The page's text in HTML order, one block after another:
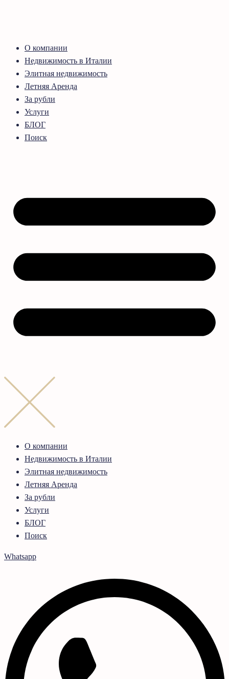
О компании
Недвижимость в Италии
Элитная недвижимость
Летняя Аренда
За рубли
Услуги
БЛОГ
Поиск
О компании
Недвижимость в Италии
Элитная недвижимость
Летняя Аренда
За рубли
Услуги
БЛОГ
Поиск
Whatsapp